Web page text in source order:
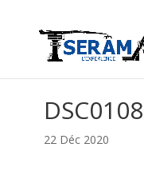
22 Déc 2020